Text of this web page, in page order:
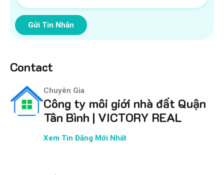
Gửi Tin Nhắn
Contact
Chuyên Gia
Công ty môi giới nhà đất Quận
Tân Bình | VICTORY REAL
Xem Tin Đăng Mới Nhất